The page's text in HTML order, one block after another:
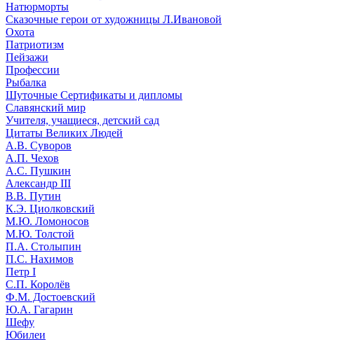
Натюрморты
Сказочные герои от художницы Л.Ивановой
Охота
Патриотизм
Пейзажи
Профессии
Рыбалка
Шуточные Сертификаты и дипломы
Славянский мир
Учителя, учащиеся, детский сад
Цитаты Великих Людей
А.В. Суворов
А.П. Чехов
А.С. Пушкин
Александр III
В.В. Путин
К.Э. Циолковский
М.Ю. Ломоносов
М.Ю. Толстой
П.А. Столыпин
П.С. Нахимов
Петр I
С.П. Королёв
Ф.М. Достоевский
Ю.А. Гагарин
Шефу
Юбилеи